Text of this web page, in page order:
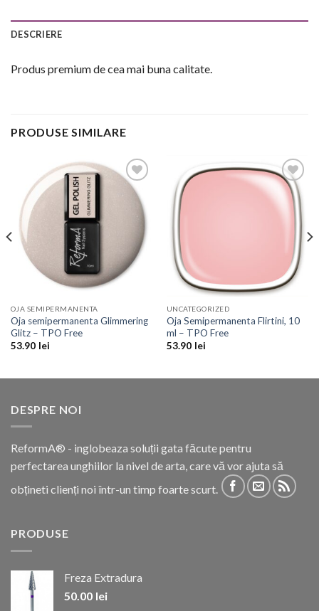
DESCRIERE
Produs premium de cea mai buna calitate.
PRODUSE SIMILARE
Add to
Wishlist
OJA SEMIPERMANENTA
Oja semipermanenta Glimmering
Glitz – TPO Free
53.90 lei
Add to
Wishlist
UNCATEGORIZED
Oja Semipermanenta Flirtini, 10
ml – TPO Free
53.90 lei
DESPRE NOI
ReformA® - inglobeaza soluții gata făcute pentru
perfectarea unghiilor la nivel de arta, care vă vor ajuta să
obțineti clienți noi într-un timp foarte scurt.
PRODUSE
Freza Extradura
50.00 lei